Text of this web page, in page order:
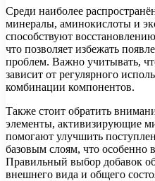
Среди наиболее
минералы, аминокислоты и
способствуют
что позволяет избежать
проблем. Важно учитывать,
зависит от регулярного
комбинации компонентов.
Также стоит обратить
элементы, активизирующие
помогают улучшить
базовым слоям, что особенно
Правильный выбор добавок
внешнего вида и общего